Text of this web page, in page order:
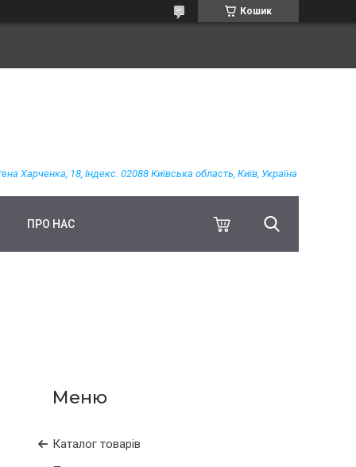
Кошик
Харченка, 18, Індекс: 02088 Київська область, Київ, Україна
ПРО НАС
Каталог товарів